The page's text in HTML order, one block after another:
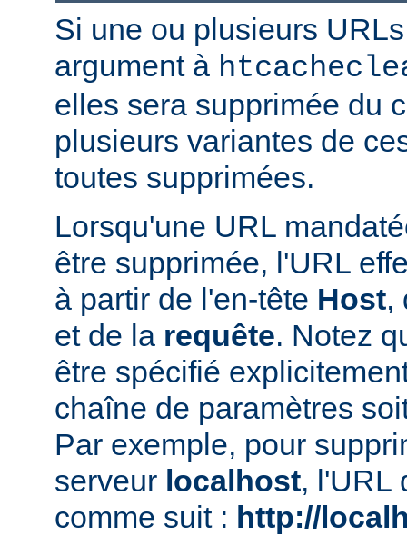
Si une ou plusieurs
argument à
elles sera supprimée du
plusieurs variantes de
toutes supprimées.
Lorsqu'une URL
être supprimée, l'URL
à partir de l'en-tête Host,
et de la requête. Notez
être spécifié
chaîne de paramètres
Par exemple, pour
serveur localhost, l'URL
comme suit : http://